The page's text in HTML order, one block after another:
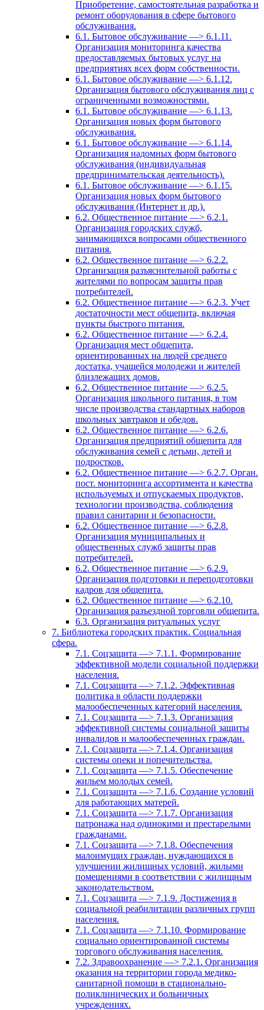
Приобретение, самостоятельная разработка и
ремонт оборудования в сфере бытового
обслуживания.
6.1. Бытовое обслуживание —> 6.1.11.
Организация мониторинга качества
предоставляемых бытовых услуг на
предприятиях всех форм собственности.
6.1. Бытовое обслуживание —> 6.1.12.
Организация бытового обслуживания лиц с
ограниченными возможностями.
6.1. Бытовое обслуживание —> 6.1.13.
Организация новых форм бытового
обслуживания.
6.1. Бытовое обслуживание —> 6.1.14.
Организация надомных форм бытового
обслуживания (индивидуальная
предпринимательская деятельность).
6.1. Бытовое обслуживание —> 6.1.15.
Организация новых форм бытового
обслуживания (Интернет и др.).
6.2. Общественное питание —> 6.2.1.
Организация городских служб,
занимающихся вопросами общественного
питания.
6.2. Общественное питание —> 6.2.2.
Организация разъяснительной работы с
жителями по вопросам защиты прав
потребителей.
6.2. Общественное питание —> 6.2.3. Учет
достаточности мест общепита, включая
пункты быстрого питания.
6.2. Общественное питание —> 6.2.4.
Организация мест общепита,
ориентированных на людей среднего
достатка, учащейся молодежи и жителей
близлежащих домов.
6.2. Общественное питание —> 6.2.5.
Организация школьного питания, в том
числе производства стандартных наборов
школьных завтраков и обедов.
6.2. Общественное питание —> 6.2.6.
Организация предприятий общепита для
обслуживания семей с детьми, детей и
подростков.
6.2. Общественное питание —> 6.2.7. Орган.
пост. мониторинга ассортимента и качества
используемых и отпускаемых продуктов,
технологии производства, соблюдения
правил санитарии и безопасности.
6.2. Общественное питание —> 6.2.8.
Организация муниципальных и
общественных служб зашиты прав
потребителей.
6.2. Общественное питание —> 6.2.9.
Организация подготовки и переподготовки
кадров для общепита.
6.2. Общественное питание —> 6.2.10.
Организация разъездной торговли общепита.
6.3. Организация ритуальных услуг
7. Библиотека городских практик. Социальная
сфера.
7.1. Соцзащита —> 7.1.1. Формирование
эффективной модели социальной поддержки
населения.
7.1. Соцзащита —> 7.1.2. Эффективная
политика в области поддержки
малообеспеченных категорий населения.
7.1. Соцзащита —> 7.1.3. Организация
эффективной системы социальной защиты
инвалидов и малообеспеченных граждан.
7.1. Соцзащита —> 7.1.4. Организация
системы опеки и попечительства.
7.1. Соцзащита —> 7.1.5. Обеспечение
жильем молодых семей.
7.1. Соцзащита —> 7.1.6. Создание условий
для работающих матерей.
7.1. Соцзащита —> 7.1.7. Организация
патронажа над одинокими и престарелыми
гражданами.
7.1. Соцзащита —> 7.1.8. Обеспечения
малоимущих граждан, нуждающихся в
улучшении жилищных условий, жилыми
помещениями в соответствии с жилищным
законодательством.
7.1. Соцзащита —> 7.1.9. Достижения в
социальной реабилитации различных групп
населения.
7.1. Соцзащита —> 7.1.10. Формирование
социально ориентированной системы
торгового обслуживания населения.
7.2. Здравоохранение —> 7.2.1. Организация
оказания на территории города медико-
санитарной помощи в стационально-
поликлинических и больничных
учреждениях.